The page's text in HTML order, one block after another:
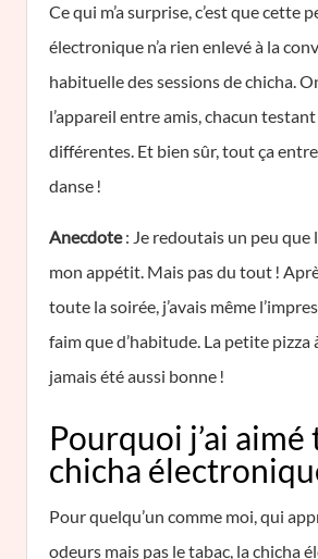
Ce qui m’a surprise, c’est que cette
électronique n’a rien enlevé à la
habituelle des sessions de chicha.
l’appareil entre amis, chacun
différentes. Et bien sûr, tout ça
danse !
Anecdote: Je redoutais un peu que
mon appétit. Mais pas du tout !
toute la soirée, j’avais même
faim que d’habitude. La petite pizza
jamais été aussi bonne !
Pourquoi j’ai
chicha
Pour quelqu’un comme moi, qui
odeurs mais pas le tabac, la chicha